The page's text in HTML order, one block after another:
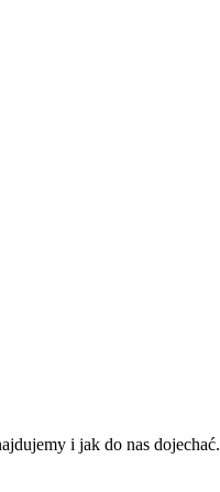
i jak do nas dojechać.